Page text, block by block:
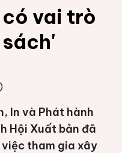
vai trò
In và Phát hành
Hội Xuất bản đã
tham gia xây